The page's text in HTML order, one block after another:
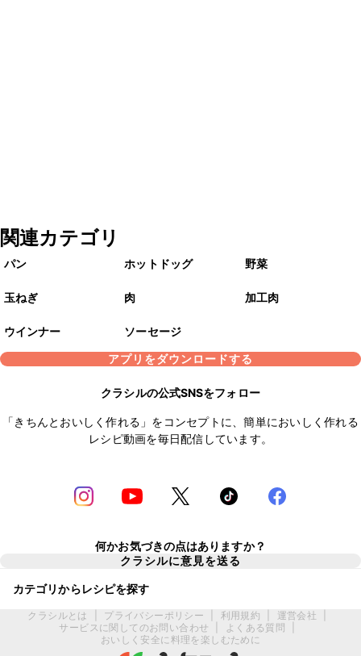
関連カテゴリ
パン ホットドッグ 野菜
玉ねぎ 肉 加工肉
ウインナー
ソーセージ
アプリをダウンロードする
クラシルの公式SNSをフォロー
「きちんとおいしく作れる」をコンセプトに、簡単においしく作れる
レシピ動画を毎日配信しています。
何かお気づきの点はありますか？
クラシルに意見を送る
カテゴリからレシピを探す
クラシルとは プライバシーポリシー 利用規約 運営会社
サービスに関してのお問い合わせ
よくある質問
おいしく安全に料理を楽しむために